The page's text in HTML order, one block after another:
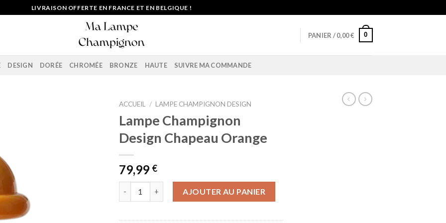
LIVRAISON OFFERTE EN FRANCE ET EN BELGIQUE !
PANIER /0,00€ 0
DESIGN DORÉE CHROMÉE BRONZE HAUTE SUIVRE MA COMMANDE
ACCUEIL / LAMPE CHAMPIGNON DESIGN
Lampe Champignon
Design Chapeau Orange
79,99 €
AJOUTER AU PANIER